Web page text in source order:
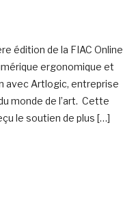
édition de la FIAC Online
ergonomique et
avec Artlogic, entreprise
monde de l’art. Cette
le soutien de plus […]